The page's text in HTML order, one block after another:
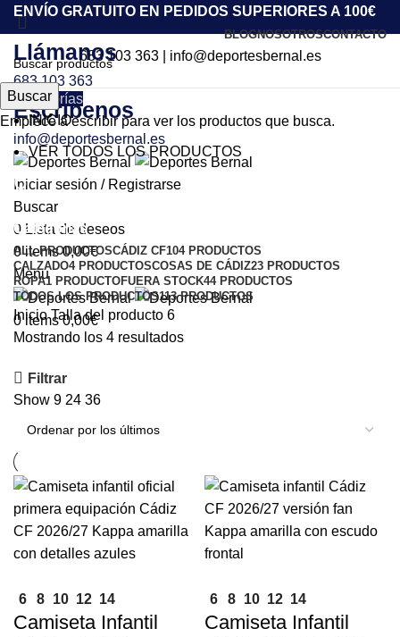
ENVÍO GRATUITO EN PEDIDOS SUPERIORES A 100€
BLOGNOSOTROSCONTACTO
683 103 363| info@deportesbernal.es
Llámanos
683 103 363
Escríbenos
info@deportesbernal.es
Iniciar sesión / Registrarse
Buscar
0 Lista de deseos
0items 0,00€
Menu
0items 0,00€
Categorías
INICIO
VER TODOS LOS PRODUCTOS
6
Categorías
ALL PRODUCTOSCÁDIZ CF104 PRODUCTOS
CALZADO4 PRODUCTOSCOSAS DE CÁDIZ23 PRODUCTOS
ROPA1 PRODUCTOFUERA STOCK44 PRODUCTOS
TODOS LOS PRODUCTOS113 PRODUCTOS
InicioTalla del producto 6
Mostrando los 4 resultados
Filtrar
Show 9 24 36
6 8 10 12 14
Camiseta Infantil
6 8 10 12 14
Camiseta Infantil
Buscar
Empiece a escribir para ver los productos que busca.